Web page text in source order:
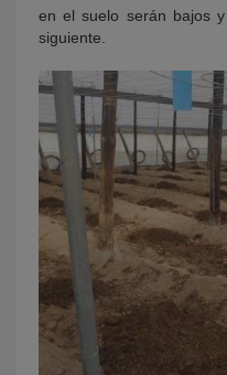
en el suelo serán bajos
siguiente.